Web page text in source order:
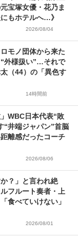
宝塚女優・花乃ま
もホテルへ…》
2026/08/04
モノ団体から来た
外様扱い”…それで
（44）の「異色す
14時間前
WBC日本代表“敗
井端ジャパン”首脳
離感だったコーチ
2026/08/06
？」と言われ絶
フルート奏者・上
食べていけない」
2026/08/01